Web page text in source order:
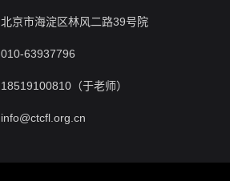
北京市海淀区林风二路39号院
010-63937796
18519100810（于老师）
info@ctcfl.org.cn